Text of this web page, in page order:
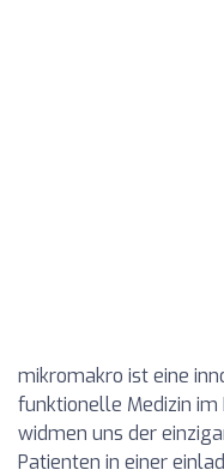
mikromakro ist eine
funktionelle Medizin
widmen uns der
Patienten in einer